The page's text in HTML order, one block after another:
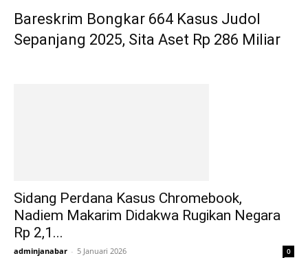
Bareskrim Bongkar 664 Kasus Judol
Sepanjang 2025, Sita Aset Rp 286 Miliar
Sidang Perdana Kasus Chromebook,
Nadiem Makarim Didakwa Rugikan Negara
Rp 2,1...
adminjanabar - 5 Januari 2026 0